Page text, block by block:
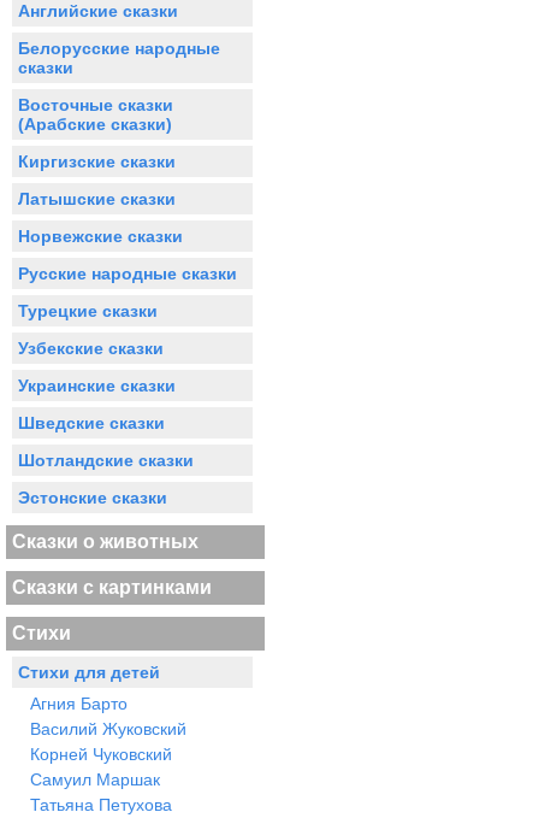
Английские сказки
Белорусские народные
сказки
Восточные сказки
(Арабские сказки)
Киргизские сказки
Латышские сказки
Норвежские сказки
Русские народные сказки
Турецкие сказки
Узбекские сказки
Украинские сказки
Шведские сказки
Шотландские сказки
Эстонские сказки
Сказки о животных
Сказки с картинками
Стихи
Стихи для детей
Агния Барто
Василий Жуковский
Корней Чуковский
Самуил Маршак
Татьяна Петухова